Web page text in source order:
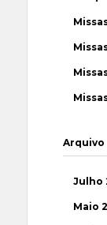
Julho
Maio